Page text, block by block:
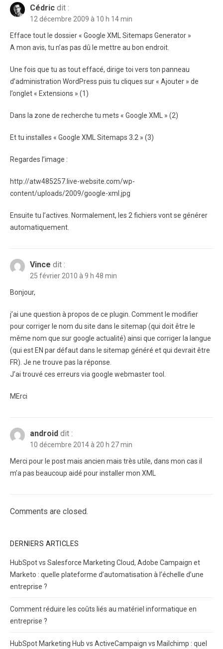
Cédric dit :
12 décembre 2009 à 10 h 14 min
Efface tout le dossier « Google XML Sitemaps Generator »
A mon avis, tu n’as pas dû le mettre au bon endroit.
Une fois que tu as tout effacé, dirige toi vers ton panneau
d’administration WordPress puis tu cliques sur « Ajouter » de
l’onglet « Extensions » (1)
Dans la zone de recherche tu mets « Google XML » (2)
Et tu installes « Google XML Sitemaps 3.2 » (3)
Regardes l’image :
http://atw485257.live-website.com/wp-
content/uploads/2009/google-xml.jpg
Ensuite tu l’actives. Normalement, les 2 fichiers vont se générer
automatiquement.
Vince dit :
25 février 2010 à 9 h 48 min
Bonjour,
j’ai une question à propos de ce plugin. Comment le modifier
pour corriger le nom du site dans le sitemap (qui doit être le
même nom que sur google actualité) ainsi que corriger la langue
(qui est EN par défaut dans le sitemap généré et qui devrait être
FR). Je ne trouve pas la réponse.
J’ai trouvé ces erreurs via google webmaster tool.
MErci
android dit :
10 décembre 2014 à 20 h 27 min
Merci pour le post mais ancien mais très utile, dans mon cas il
m’a pas beaucoup aidé pour installer mon XML
Comments are closed.
DERNIERS ARTICLES
HubSpot vs Salesforce Marketing Cloud, Adobe Campaign et
Marketo : quelle plateforme d’automatisation à l’échelle d’une
entreprise ?
Comment réduire les coûts liés au matériel informatique en
entreprise ?
HubSpot Marketing Hub vs ActiveCampaign vs Mailchimp : quel